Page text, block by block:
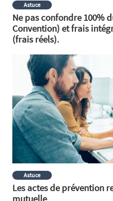
Astuce
Ne pas confondre 100%
Convention) et frais
(frais réels).
Astuce
Les actes de prévention
mutuelle